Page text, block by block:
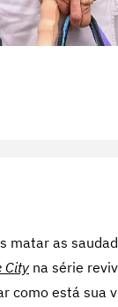
matar as
City na série
como está sua